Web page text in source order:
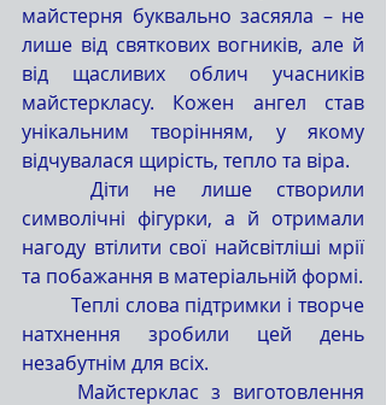
майстерня буквально засяяла – не
лише від святкових вогників, але й
від щасливих облич учасників
майстеркласу. Кожен ангел став
унікальним творінням, у якому
відчувалася щирість, тепло та віра.
символічні фігурки, а й отримали
нагоду втілити свої найсвітліші мрії
та побажання в матеріальній формі.
натхнення зробили цей день
незабутнім для всіх.